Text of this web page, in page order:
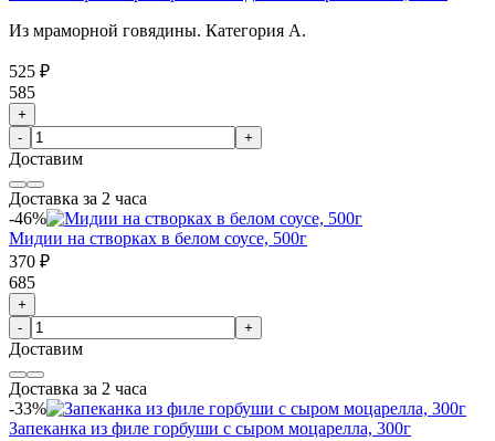
Из мраморной говядины. Категория А.
525 ₽
585
+
-
+
Доставим
Доставка за 2 часа
-46%
Мидии на створках в белом соусе, 500г
370 ₽
685
+
-
+
Доставим
Доставка за 2 часа
-33%
Запеканка из филе горбуши с сыром моцарелла, 300г